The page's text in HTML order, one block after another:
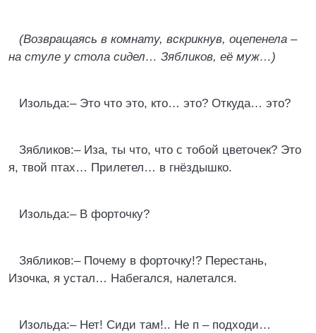
(Возвращаясь в комнату, вскрикнув, оцепенела –
на стуле у стола сидел… Зябликов, её муж…)
Изольда:– Это что это, кто… это? Откуда… это?
Зябликов:– Иза, ты что, что с тобой цветочек? Это
я, твой птах… Прилетел… в гнёздышко.
Изольда:– В форточку?
Зябликов:– Почему в форточку!? Перестань,
Изочка, я устал… Набегался, налетался.
Изольда:– Нет! Сиди там!.. Не п – подходи…